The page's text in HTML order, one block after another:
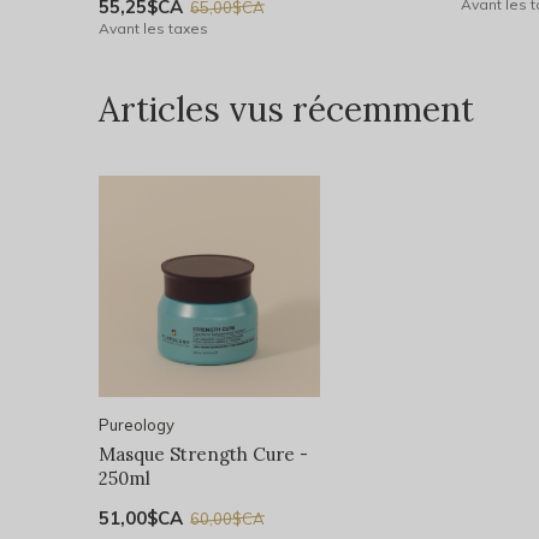
55,25$CA 65,00$CA
Avant les taxes
Avant les
Articles vus récemment
Pureology
Masque Strength Cure -
250ml
51,00$CA 60,00$CA